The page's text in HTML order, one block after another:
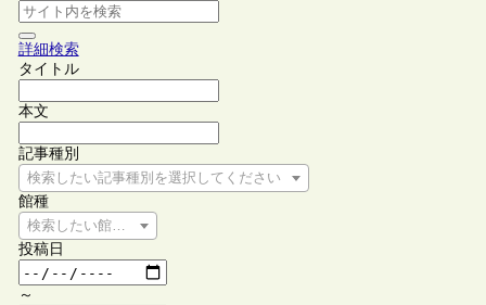
詳細検索
タイトル
本文
記事種別
検索したい記事種別を選択してください
館種
検索したい館種を選択してください
投稿日
～